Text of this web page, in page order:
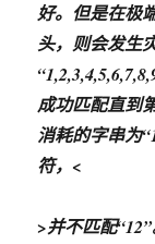
好。但是在极
头，则会发生
成功匹配直到
消耗的字串为
符，<
>并不匹配